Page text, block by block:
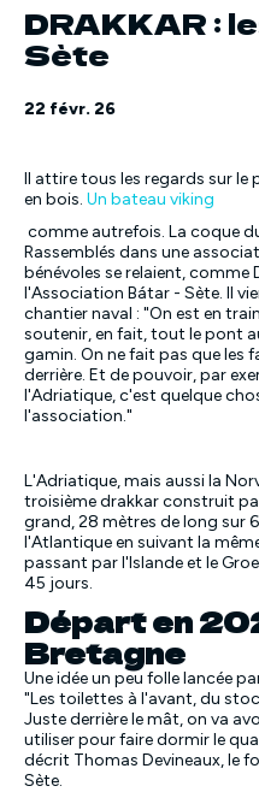
DRAKKAR :
Sète
22 févr. 26
Il attire tous les regards sur le
en bois. Un bateau viking
comme autrefois. La coque
Rassemblés dans une
bénévoles se relaient, comme
l'Association Bátar - Sète. Il
chantier naval : "On est en
soutenir, en fait, tout le pont
gamin. On ne fait pas que les
derrière. Et de pouvoir, par
l'Adriatique, c'est quelque
l'association."
L'Adriatique, mais aussi la
troisième drakkar construit
grand, 28 mètres de long sur
l'Atlantique en suivant la
passant par l'Islande et le
45 jours.
Départ en
Bretagne
Une idée un peu folle lancée
"Les toilettes à l'avant, du
Juste derrière le mât, on va
utiliser pour faire dormir le
décrit Thomas Devineaux, le
Sète.